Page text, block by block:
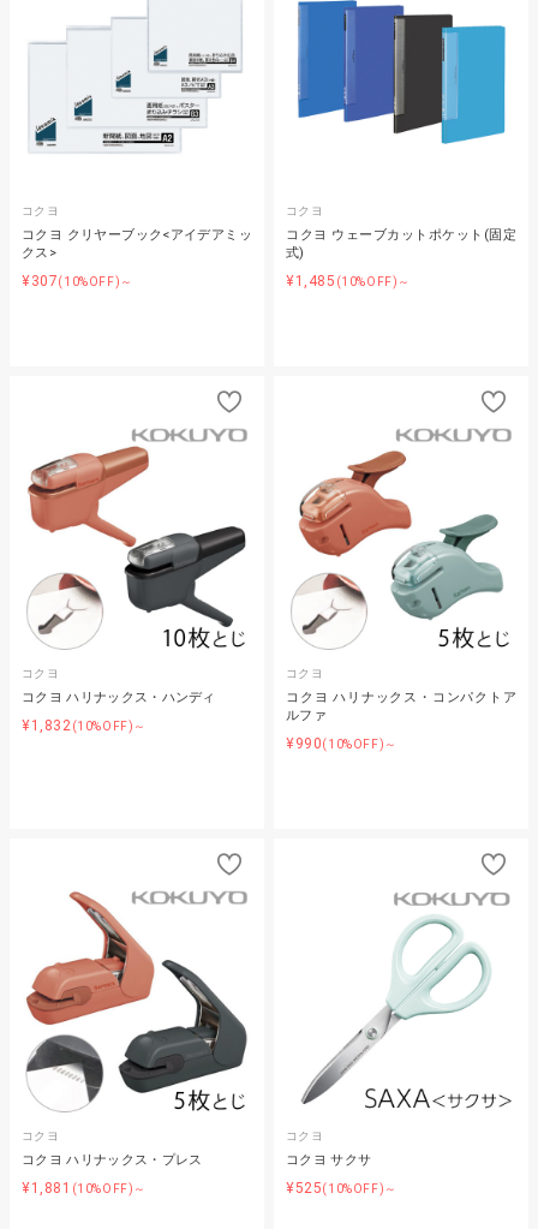
コクヨ
コクヨ クリヤーブック<アイデアミッ
クス>
¥307(10%OFF)～
コクヨ
コクヨ ウェーブカットポケット(固定
式)
¥1,485 (10%OFF)～
コクヨ
コクヨ ハリナックス・ハンディ
¥1,832(10%OFF)～
コクヨ
コクヨ ハリナックス・コンパクトア
ルファ
¥990(10%OFF)～
コクヨ
コクヨ ハリナックス・プレス
¥1,881 (10%OFF)～
コクヨ
コクヨ サクサ
¥525(10%OFF)～